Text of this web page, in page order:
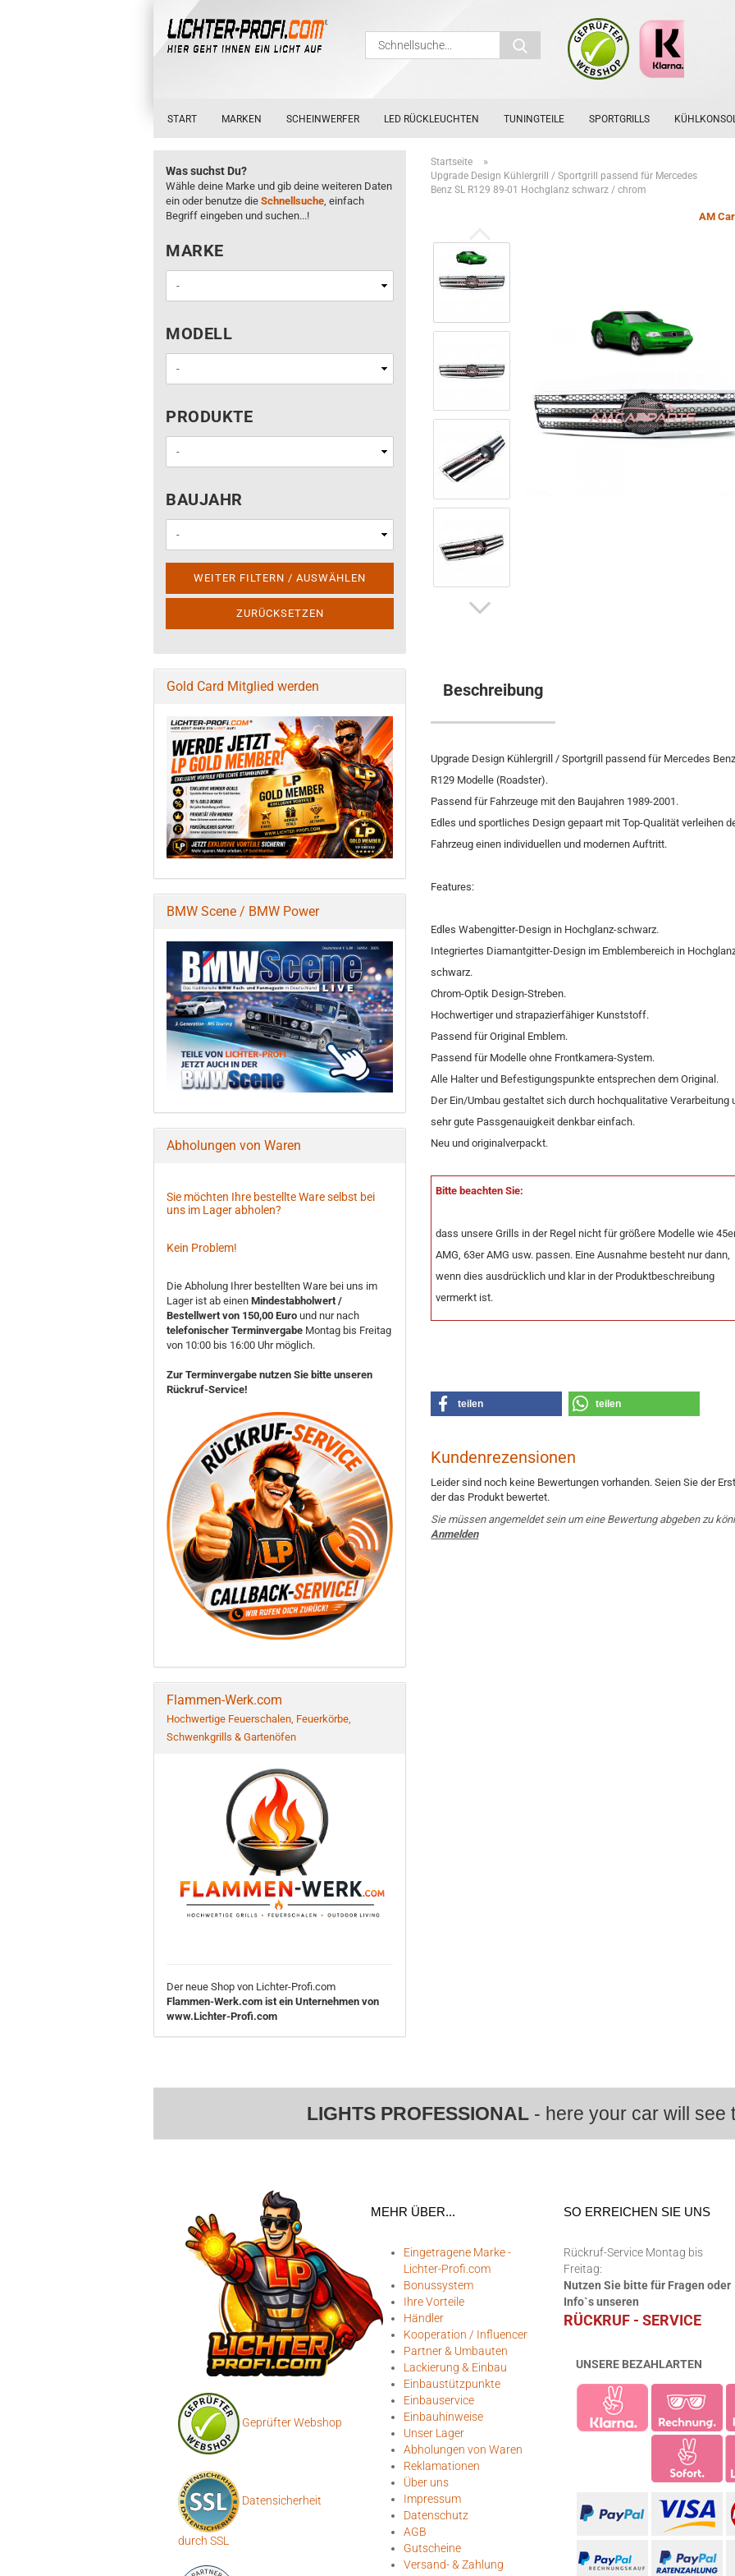
Schnellsuche...
START MARKEN SCHEINWERFER LED RÜCKLEUCHTEN TUNINGTEILE SPORTGRILLS
Startseite »
Upgrade Design Kühlergrill / Sportgrill passend für Mercedes
Benz SL R129 89-01 Hochglanz schwarz / chrom
AM
Beschreibung
Upgrade Design Kühlergrill / Sportgrill passend für Mercedes
R129 Modelle (Roadster).
Passend für Fahrzeuge mit den Baujahren 1989-2001.
Edles und sportliches Design gepaart mit Top-Qualität verleihen
Fahrzeug einen individuellen und modernen Auftritt.
Features:
Edles Wabengitter-Design in Hochglanz-schwarz.
Integriertes Diamantgitter-Design im Emblembereich in
schwarz.
Chrom-Optik Design-Streben.
Hochwertiger und strapazierfähiger Kunststoff.
Passend für Original Emblem.
Passend für Modelle ohne Frontkamera-System.
Alle Halter und Befestigungspunkte entsprechen dem Original.
Der Ein/Umbau gestaltet sich durch hochqualitative Verarbeitung
sehr gute Passgenauigkeit denkbar einfach.
Neu und originalverpackt.
Bitte beachten Sie:
dass unsere Grills in der Regel nicht für größere Modelle wie
AMG, 63er AMG usw. passen. Eine Ausnahme besteht nur dann,
wenn dies ausdrücklich und klar in der Produktbeschreibung
vermerkt ist.
teilen teilen
Kundenrezensionen
Leider sind noch keine Bewertungen vorhanden. Seien Sie der
der das Produkt bewertet.
Sie müssen angemeldet sein um eine Bewertung abgeben zu
Anmelden
Was suchst Du?
Wähle deine Marke und gib deine weiteren Daten
ein oder benutze die Schnellsuche, einfach
Begriff eingeben und suchen...!
MARKE
MARKE
MODELL
MODELL
PRODUKTE
PRODUKTE
BAUJAHR
BAUJAHR
WEITER FILTERN / AUSWÄHLEN
ZURÜCKSETZEN
Gold Card Mitglied werden
BMW Scene / BMW Power
Abholungen von Waren
Sie möchten Ihre bestellte Ware selbst bei
uns im Lager abholen?
Kein Problem!
Die Abholung Ihrer bestellten Ware bei uns im
Lager ist ab einen Mindestabholwert /
Bestellwert von 150,00 Euro und nur nach
telefonischer Terminvergabe Montag bis Freitag
von 10:00 bis 16:00 Uhr möglich.
Zur Terminvergabe nutzen Sie bitte unseren
Rückruf-Service!
Flammen-Werk.com
Hochwertige Feuerschalen, Feuerkörbe,
Schwenkgrills & Gartenöfen
Der neue Shop von Lichter-Profi.com
Flammen-Werk.com ist ein Unternehmen von
www.Lichter-Profi.com
LIGHTS PROFESSIONAL- here your car will see
Geprüfter Webshop
Datensicherheit
durch SSL
MEHR ÜBER...
Eingetragene Marke -
Lichter-Profi.com
Bonussystem
Ihre Vorteile
Händler
Kooperation / Influencer
Partner & Umbauten
Lackierung & Einbau
Einbaustützpunkte
Einbauservice
Einbauhinweise
Unser Lager
Abholungen von Waren
Reklamationen
Über uns
Impressum
Datenschutz
AGB
Gutscheine
Versand- & Zahlung
SO ERREICHEN SIE UNS
Rückruf-Service Montag bis
Freitag:
Nutzen Sie bitte für Fragen oder
Info`s unseren
RÜCKRUF - SERVICE
UNSERE BEZAHLARTEN